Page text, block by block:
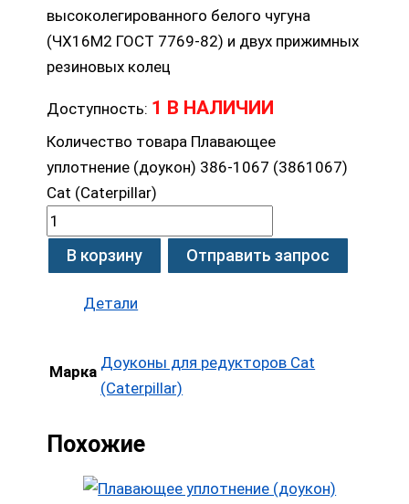
высоколегированного белого чугуна
(ЧХ16М2 ГОСТ 7769-82) и двух прижимных
резиновых колец
Доступность: 1 В НАЛИЧИИ
Количество товара Плавающее
уплотнение (доукон) 386-1067 (3861067)
Cat (Caterpillar)
В корзину Отправить запрос
Детали
Марка Доуконы для редукторов Cat
(Caterpillar)
Похожие